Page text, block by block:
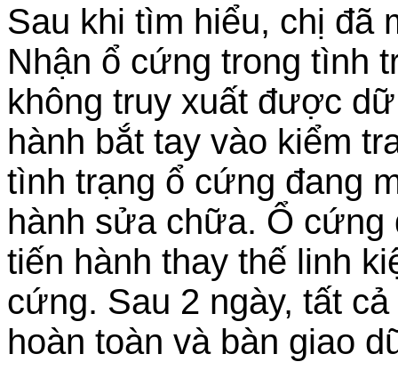
Sau khi tìm hiểu, chị đã
Nhận ổ cứng trong tình
không truy xuất được
hành bắt tay vào kiểm
tình trạng ổ cứng đang
hành sửa chữa. Ổ
tiến hành thay thế linh
cứng. Sau 2 ngày, tất
hoàn toàn và bàn giao